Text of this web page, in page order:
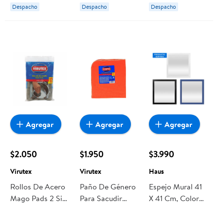
Despacho Despacho Despacho
$2.050
Virutex
Rollos De Acero
Mago Pads 2 Sin
Agregar
$1.950
Virutex
Paño De Género
Para Sacudir
Agregar
$3.990
Haus
Espejo Mural 41
X 41 Cm, Color
Agregar